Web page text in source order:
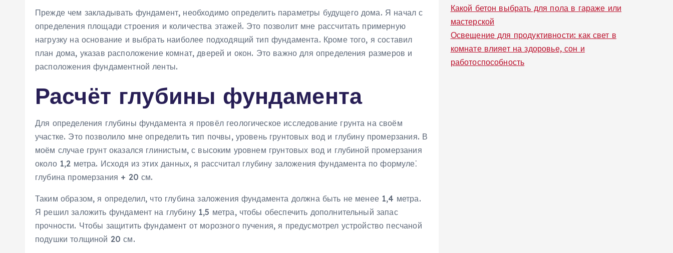
Прежде чем закладывать фундамент‚ необходимо определить параметры будущего дома. Я начал с
определения площади строения и количества этажей. Это позволит мне рассчитать примерную
нагрузку на основание и выбрать наиболее подходящий тип фундамента. Кроме того‚ я составил
план дома‚ указав расположение комнат‚ дверей и окон. Это важно для определения размеров и
расположения фундаментной ленты.
Расчёт глубины фундамента
Для определения глубины фундамента я провёл геологическое исследование грунта на своём
участке. Это позволило мне определить тип почвы‚ уровень грунтовых вод и глубину промерзания. В
моём случае грунт оказался глинистым‚ с высоким уровнем грунтовых вод и глубиной промерзания
около 1‚2 метра. Исходя из этих данных‚ я рассчитал глубину заложения фундамента по формуле⁚
глубина промерзания + 20 см.
Таким образом‚ я определил‚ что глубина заложения фундамента должна быть не менее 1‚4 метра.
Я решил заложить фундамент на глубину 1‚5 метра‚ чтобы обеспечить дополнительный запас
прочности. Чтобы защитить фундамент от морозного пучения‚ я предусмотрел устройство песчаной
подушки толщиной 20 см.
Какой бетон выбрать для пола в гараже или
мастерской
Освещение для продуктивности: как свет в
комнате влияет на здоровье, сон и
работоспособность